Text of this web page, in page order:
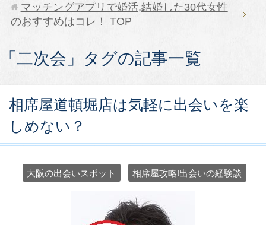
マッチングアプリで婚活,結婚した30代女性
のおすすめはコレ！
TOP
「二次会」タグの記事一覧
相席屋道頓堀店は気軽に出会いを楽
しめない？
大阪の出会いスポット 相席屋攻略!出会いの経験談